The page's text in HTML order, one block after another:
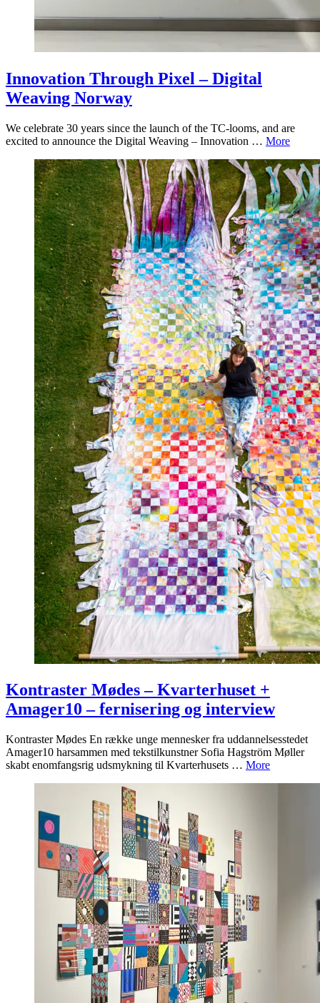
Innovation Through Pixel – Digital
Weaving Norway
We celebrate 30 years since the launch of the TC-looms, and are
excited to announce the Digital Weaving – Innovation … More
Kontraster Mødes – Kvarterhuset +
Amager10 – fernisering og interview
Kontraster Mødes En række unge mennesker fra uddannelsesstedet
Amager10 harsammen med tekstilkunstner Sofia Hagström Møller
skabt enomfangsrig udsmykning til Kvarterhusets … More